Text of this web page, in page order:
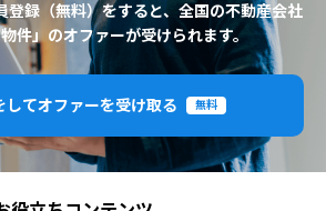
登録（無料）をすると、全国の不動産会社
件」のオファーが受けられます。
してオファーを受け取る 無料